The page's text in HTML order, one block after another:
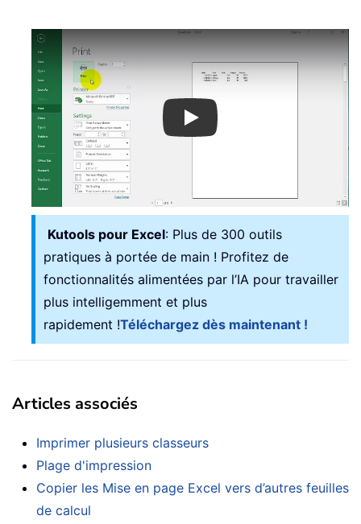
Play
Kutools pour Excel: Plus de 300 outils
pratiques à portée de main ! Profitez de
fonctionnalités alimentées par l’IA pour travailler
plus intelligemment et plus
rapidement !Téléchargez dès maintenant !
Articles associés
Imprimer plusieurs classeurs
Plage d'impression
Copier les Mise en page Excel vers d’autres feuilles
de calcul